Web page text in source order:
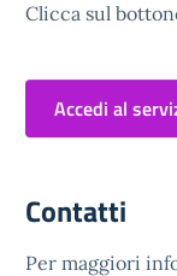
Clicca sul
Accedi al
Contatti
Per maggiori